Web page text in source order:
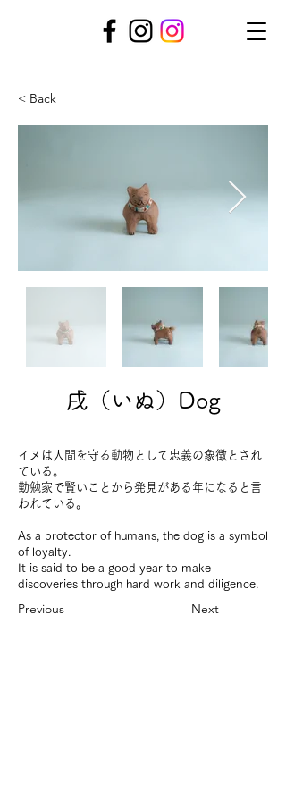
< Back
戌（いぬ）Dog
イヌは人間を守る動物として忠義の象徴とされ
ている。
勤勉家で賢いことから発見がある年になると言
われている。
As a protector of humans, the dog is a symbol
of loyalty.
It is said to be a good year to make
discoveries through hard work and diligence.
Previous Next